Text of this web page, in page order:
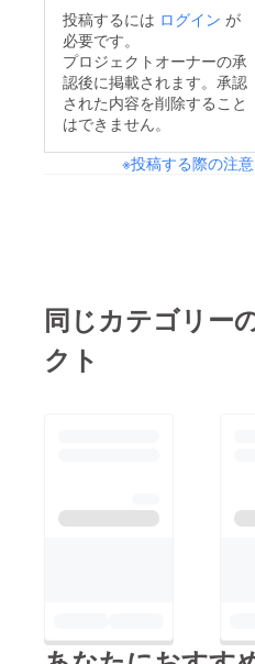
ません。目標金額に達
しなかったため、明日
からは私が実現したい
仕組みを提供できるよ
ます。ECサイトの
を目指していきま
す。 今回資金調達
の仕組みの提供"とし
いう、潜在ニーズを確
投稿するには ログイン が
必要です。
プロジェクトオーナーの承
認後に掲載されます。承認
された内容を削除すること
はできません。
※投稿する際の注
同じカテゴリー
クト